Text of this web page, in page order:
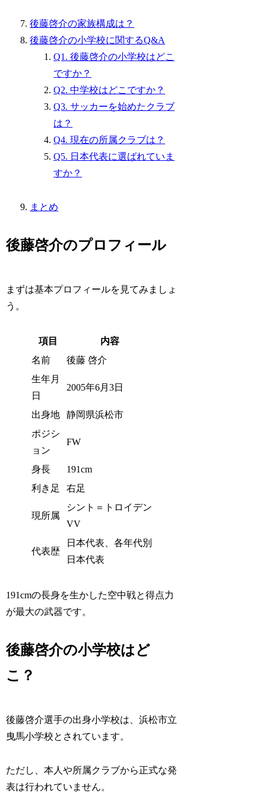
後藤啓介の家族構成は？
後藤啓介の小学校に関するQ&A
Q1. 後藤啓介の小学校はどこ
ですか？
Q2. 中学校はどこですか？
Q3. サッカーを始めたクラブ
は？
Q4. 現在の所属クラブは？
Q5. 日本代表に選ばれていま
すか？
まとめ
後藤啓介のプロフィール
まずは基本プロフィールを見てみましょ
う。
項目
内容
名前
後藤 啓介
生年月
日
2005年6月3日
出身地
静岡県浜松市
ポジシ
ョン
FW
身長
191cm
利き足
右足
現所属
シント＝トロイデン
VV
代表歴
日本代表、各年代別
日本代表
191cmの長身を生かした空中戦と得点力
が最大の武器です。
後藤啓介の小学校はど
こ？
後藤啓介選手の出身小学校は、浜松市立
曳馬小学校とされています。
ただし、本人や所属クラブから正式な発
表は行われていません。